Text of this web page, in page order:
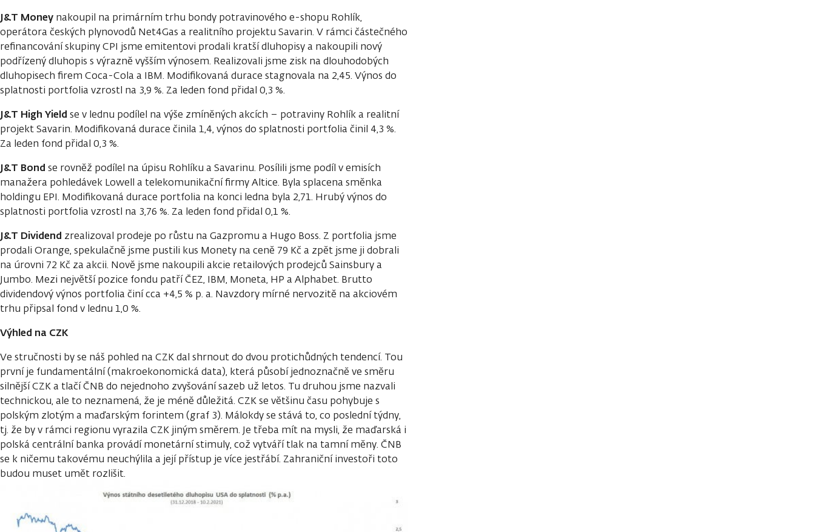
J&T Money nakoupil na primárním trhu bondy potravinového e-shopu Rohlík,
operátora českých plynovodů Net4Gas a realitního projektu Savarin. V rámci částečného
refinancování skupiny CPI jsme emitentovi prodali kratší dluhopisy a nakoupili nový
podřízený dluhopis s výrazně vyšším výnosem. Realizovali jsme zisk na dlouhodobých
dluhopisech firem Coca-Cola a IBM. Modifikovaná durace stagnovala na 2,45. Výnos do
splatnosti portfolia vzrostl na 3,9 %. Za leden fond přidal 0,3 %.
J&T High Yield se v lednu podílel na výše zmíněných akcích – potraviny Rohlík a realitní
projekt Savarin. Modifikovaná durace činila 1,4, výnos do splatnosti portfolia činil 4,3 %.
Za leden fond přidal 0,3 %.
J&T Bond se rovněž podílel na úpisu Rohlíku a Savarinu. Posílili jsme podíl v emisích
manažera pohledávek Lowell a telekomunikační firmy Altice. Byla splacena směnka
holdingu EPI. Modifikovaná durace portfolia na konci ledna byla 2,71. Hrubý výnos do
splatnosti portfolia vzrostl na 3,76 %. Za leden fond přidal 0,1 %.
J&T Dividend zrealizoval prodeje po růstu na Gazpromu a Hugo Boss. Z portfolia jsme
prodali Orange, spekulačně jsme pustili kus Monety na ceně 79 Kč a zpět jsme ji dobrali
na úrovni 72 Kč za akcii. Nově jsme nakoupili akcie retailových prodejců Sainsbury a
Jumbo. Mezi největší pozice fondu patří ČEZ, IBM, Moneta, HP a Alphabet. Brutto
dividendový výnos portfolia činí cca +4,5 % p. a. Navzdory mírné nervozitě na akciovém
trhu připsal fond v lednu 1,0 %.
Výhled na CZK
Ve stručnosti by se náš pohled na CZK dal shrnout do dvou protichůdných tendencí. Tou
první je fundamentální (makroekonomická data), která působí jednoznačně ve směru
silnější CZK a tlačí ČNB do nejednoho zvyšování sazeb už letos. Tu druhou jsme nazvali
technickou, ale to neznamená, že je méně důležitá. CZK se většinu času pohybuje s
polským zlotým a maďarským forintem (graf 3). Málokdy se stává to, co poslední týdny,
tj. že by v rámci regionu vyrazila CZK jiným směrem. Je třeba mít na mysli, že maďarská i
polská centrální banka provádí monetární stimuly, což vytváří tlak na tamní měny. ČNB
se k ničemu takovému neuchýlila a její přístup je více jestřábí. Zahraniční investoři toto
budou muset umět rozlišit.